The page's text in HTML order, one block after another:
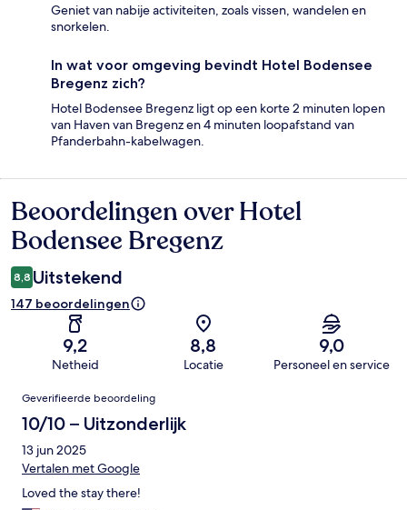
Geniet van nabije activiteiten, zoals vissen, wandelen en
snorkelen.
In wat voor omgeving bevindt Hotel Bodensee
Bregenz zich?
Hotel Bodensee Bregenz ligt op een korte 2 minuten lopen
van Haven van Bregenz en 4 minuten loopafstand van
Pfanderbahn-kabelwagen.
Beoordelingen
Beoordelingen over Hotel
Bodensee Bregenz
8,8 Uitstekend
147 beoordelingen
9,2
Netheid
8,8
Locatie
9,0
Personeel en service
Beoordelingen
Geverifieerde beoordeling
10/10 – Uitzonderlijk
13 jun 2025
Vertalen met Google
Loved the stay there!